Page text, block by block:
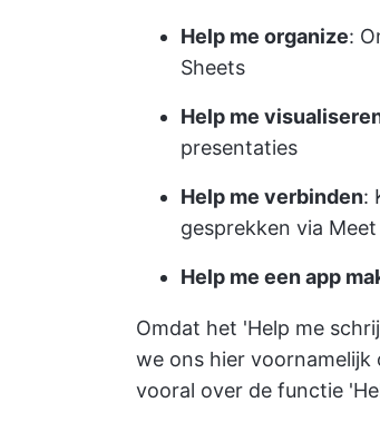
Help me organize:
Sheets
Help me
presentaties
Help me verbinden:
gesprekken via Meet
Help me een app
Omdat het 'Help me
we ons hier voornamelijk
vooral over de functie